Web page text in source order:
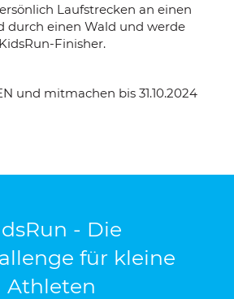
Laufstrecken an einen
durch einen Wald und werde
KidsRun-Finisher.
und mitmachen bis 31.10.2024
- Die
für kleine
Athleten